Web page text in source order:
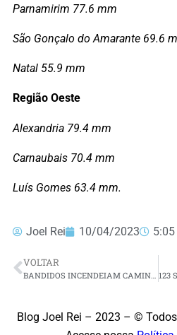
Parnamirim 77.6 mm
São Gonçalo do Amarante 69.6
Natal 55.9 mm
Região Oeste
Alexandria 79.4 mm
Carnaubais 70.4 mm
Luís Gomes 63.4 mm.
Joel Rei 10/04/2023
VOLTAR
BANDIDOS INCENDEIAM CAMINHÃO NO BAIRRO PASSAGEM DE AREIA, EM PARNAMIRIM
Blog Joel Rei – 2023 – ©